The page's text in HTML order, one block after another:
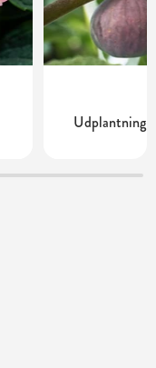
Udplantning